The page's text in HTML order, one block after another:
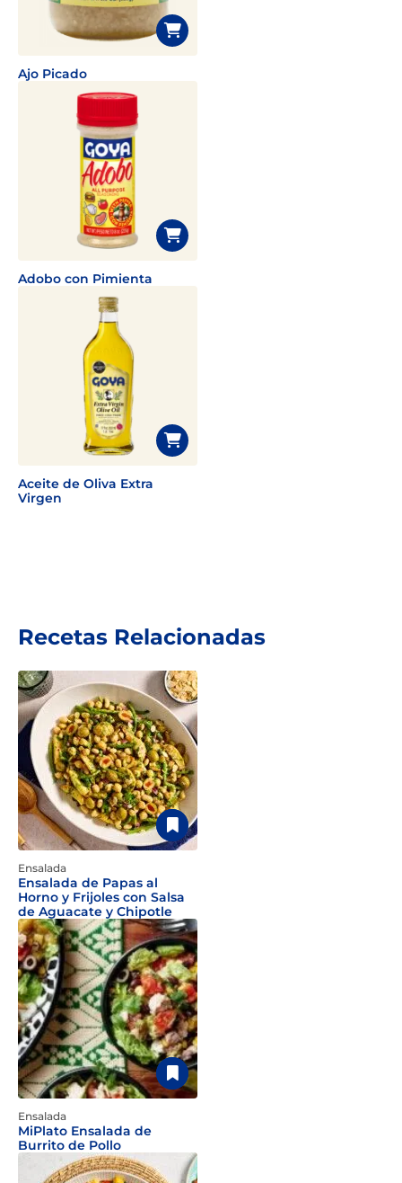
Ajo Picado
Adobo con Pimienta
Aceite de Oliva Extra
Virgen
Recetas Relacionadas
Ensalada
Ensalada de Papas al
Horno y Frijoles con Salsa
de Aguacate y Chipotle
Ensalada
MiPlato Ensalada de
Burrito de Pollo